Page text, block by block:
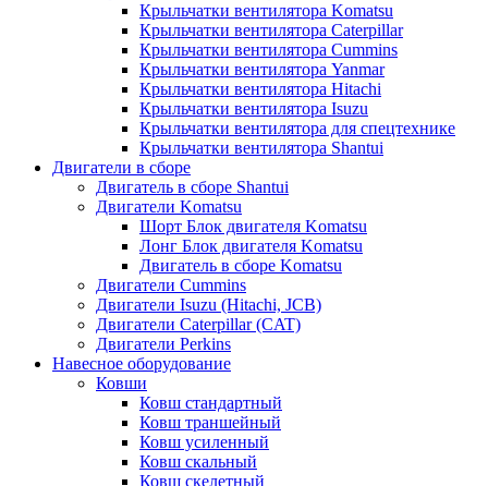
Крыльчатки вентилятора Komatsu
Крыльчатки вентилятора Caterpillar
Крыльчатки вентилятора Cummins
Крыльчатки вентилятора Yanmar
Крыльчатки вентилятора Hitachi
Крыльчатки вентилятора Isuzu
Крыльчатки вентилятора для спецтехнике
Крыльчатки вентилятора Shantui
Двигатели в сборе
Двигатель в сборе Shantui
Двигатели Komatsu
Шорт Блок двигателя Komatsu
Лонг Блок двигателя Komatsu
Двигатель в сборе Komatsu
Двигатели Cummins
Двигатели Isuzu (Hitachi, JCB)
Двигатели Caterpillar (CAT)
Двигатели Perkins
Навесное оборудование
Ковши
Ковш стандартный
Ковш траншейный
Ковш усиленный
Ковш скальный
Ковш скелетный